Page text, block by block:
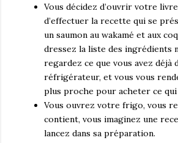
Vous décidez d’ouvrir votre
d’effectuer la recette qui se
un saumon au wakamé et aux
dressez la liste des ingrédients
regardez ce que vous avez déjà
réfrigérateur, et vous vous
plus proche pour acheter ce qui
Vous ouvrez votre frigo, vous
contient, vous imaginez une
lancez dans sa préparation.